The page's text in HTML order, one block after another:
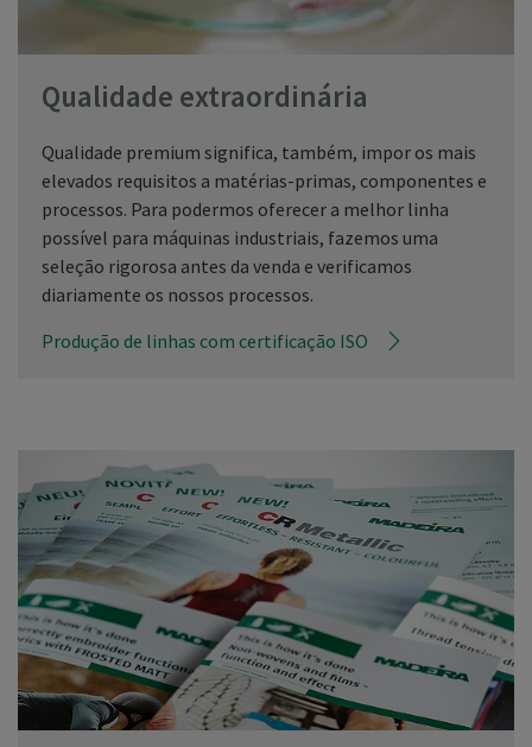
Qualidade extraordinária
Qualidade premium significa, também, impor os mais
elevados requisitos a matérias-primas, componentes e
processos. Para podermos oferecer a melhor linha
possível para máquinas industriais, fazemos uma
seleção rigorosa antes da venda e verificamos
diariamente os nossos processos.
Produção de linhas com certificação ISO